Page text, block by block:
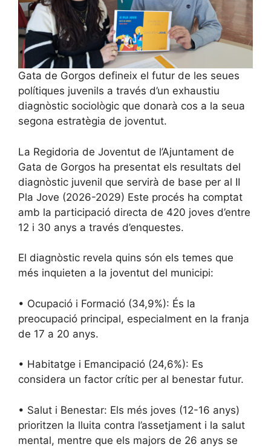
Gata de Gorgos defineix el futur de les seues
polítiques juvenils a través d’un exhaustiu
diagnòstic sociològic que donarà cos a la seua
segona estratègia de joventut.
La Regidoria de Joventut de l’Ajuntament de
Gata de Gorgos ha presentat els resultats del
diagnòstic juvenil que servirà de base per al II
Pla Jove (2026-2029) Este procés ha comptat
amb la participació directa de 420 joves d’entre
12 i 30 anys a través d’enquestes.
El diagnòstic revela quins són els temes que
més inquieten a la joventut del municipi:
• Ocupació i Formació (34,9%): És la
preocupació principal, especialment en la franja
de 17 a 20 anys.
• Habitatge i Emancipació (24,6%): Es
considera un factor crític per al benestar futur.
• Salut i Benestar: Els més joves (12-16 anys)
prioritzen la lluita contra l’assetjament i la salut
mental, mentre que els majors de 26 anys se